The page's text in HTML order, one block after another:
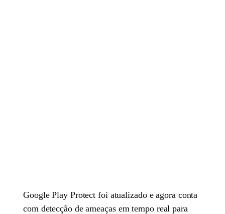
Google Play Protect foi atualizado e agora conta
com detecção de ameaças em tempo real para